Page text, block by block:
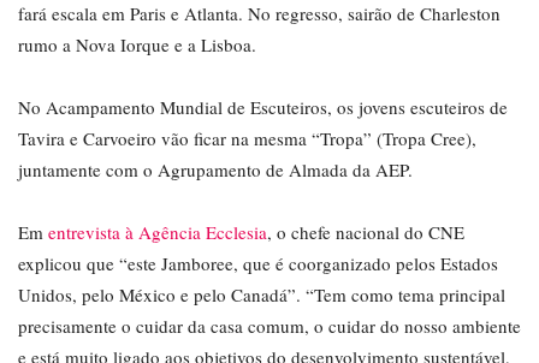
fará escala em Paris e Atlanta. No regresso, sairão de Charleston
rumo a Nova Iorque e a Lisboa.
No Acampamento Mundial de Escuteiros, os jovens escuteiros de
Tavira e Carvoeiro vão ficar na mesma “Tropa” (Tropa Cree),
juntamente com o Agrupamento de Almada da AEP.
Em entrevista à Agência Ecclesia, o chefe nacional do CNE
explicou que “este Jamboree, que é coorganizado pelos Estados
Unidos, pelo México e pelo Canadá”. “Tem como tema principal
precisamente o cuidar da casa comum, o cuidar do nosso ambiente
e está muito ligado aos objetivos do desenvolvimento sustentável,